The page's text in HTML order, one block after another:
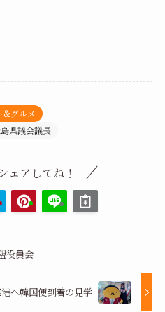
&グルメ
県議会議長
ェアしてね！
役員会
へ韓国便到着の見学